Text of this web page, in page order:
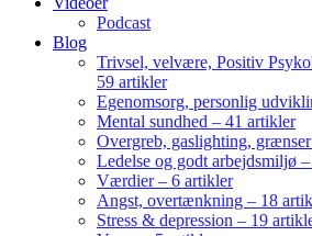
Podcast
Blog
Trivsel, velvære, Positiv
59 artikler
Egenomsorg, personlig
Mental sundhed – 41 artikler
Overgreb, gaslighting,
Ledelse og godt arbejdsmiljø
Værdier – 6 artikler
Angst, overtænkning – 18
Stress & depression – 19